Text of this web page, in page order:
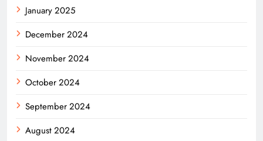
January 2025
December 2024
November 2024
October 2024
September 2024
August 2024